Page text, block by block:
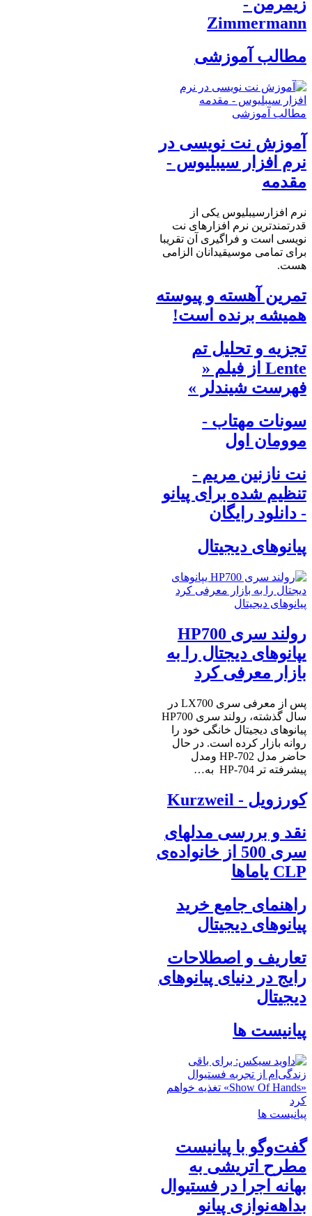
زیمرمن -
Zimmermann
مطالب آموزشی
مطالب آموزشی
آموزش نت نویسی در
نرم افزار سیبلیوس -
مقدمه
نرم افزارسیبلیوس یکی از
قدرتمندترین نرم افزارهای نت
نویسی است و فراگیری آن تقریبا
برای تمامی موسیقیدانان الزامی
هست.
تمرین آهسته و پیوسته
همیشه برنده است!
تجزیه و تحلیل تم
Lente از فیلم «
فهرست شیندلر »‌
سونات مهتاب -
موومان اول
نت نازنین مریم -
تنظیم شده برای پیانو
- دانلود رایگان
پیانوهای دیجیتال
پیانوهای دیجیتال
رولند سری HP700
یپانوهای دیجتال را به
بازار معرفی کرد
پس از معرفی سری LX700 در
سال گذشته، رولند سری HP700
پیانوهای دیجیتال خانگی خود را
روانه بازار کرده است. در حال
حاضر مدل HP-702 ومدل
پیشرفته تر HP-704 به…
کورزویل - Kurzweil
نقد و بررسی مدلهای
سری 500 از خانواده‌ی
CLP یاماها
راهنمای جامع خرید
پیانوهای دیجیتال
تعاریف و اصطلاحات
رایج در دنیای پیانوهای
دیجیتال
پیانیست ها
پیانیست ها
گفت‌وگو با پیانیست
مطرح اتریشی به
بهانه اجرا در فستیوال
بداهه‌نوازی پیانو